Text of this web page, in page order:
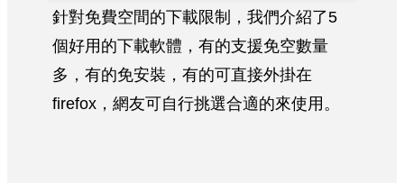
針對免費空間的下載限制，我們介紹了5
個好用的下載軟體，有的支援免空數量
多，有的免安裝，有的可直接外掛在
firefox，網友可自行挑選合適的來使用。